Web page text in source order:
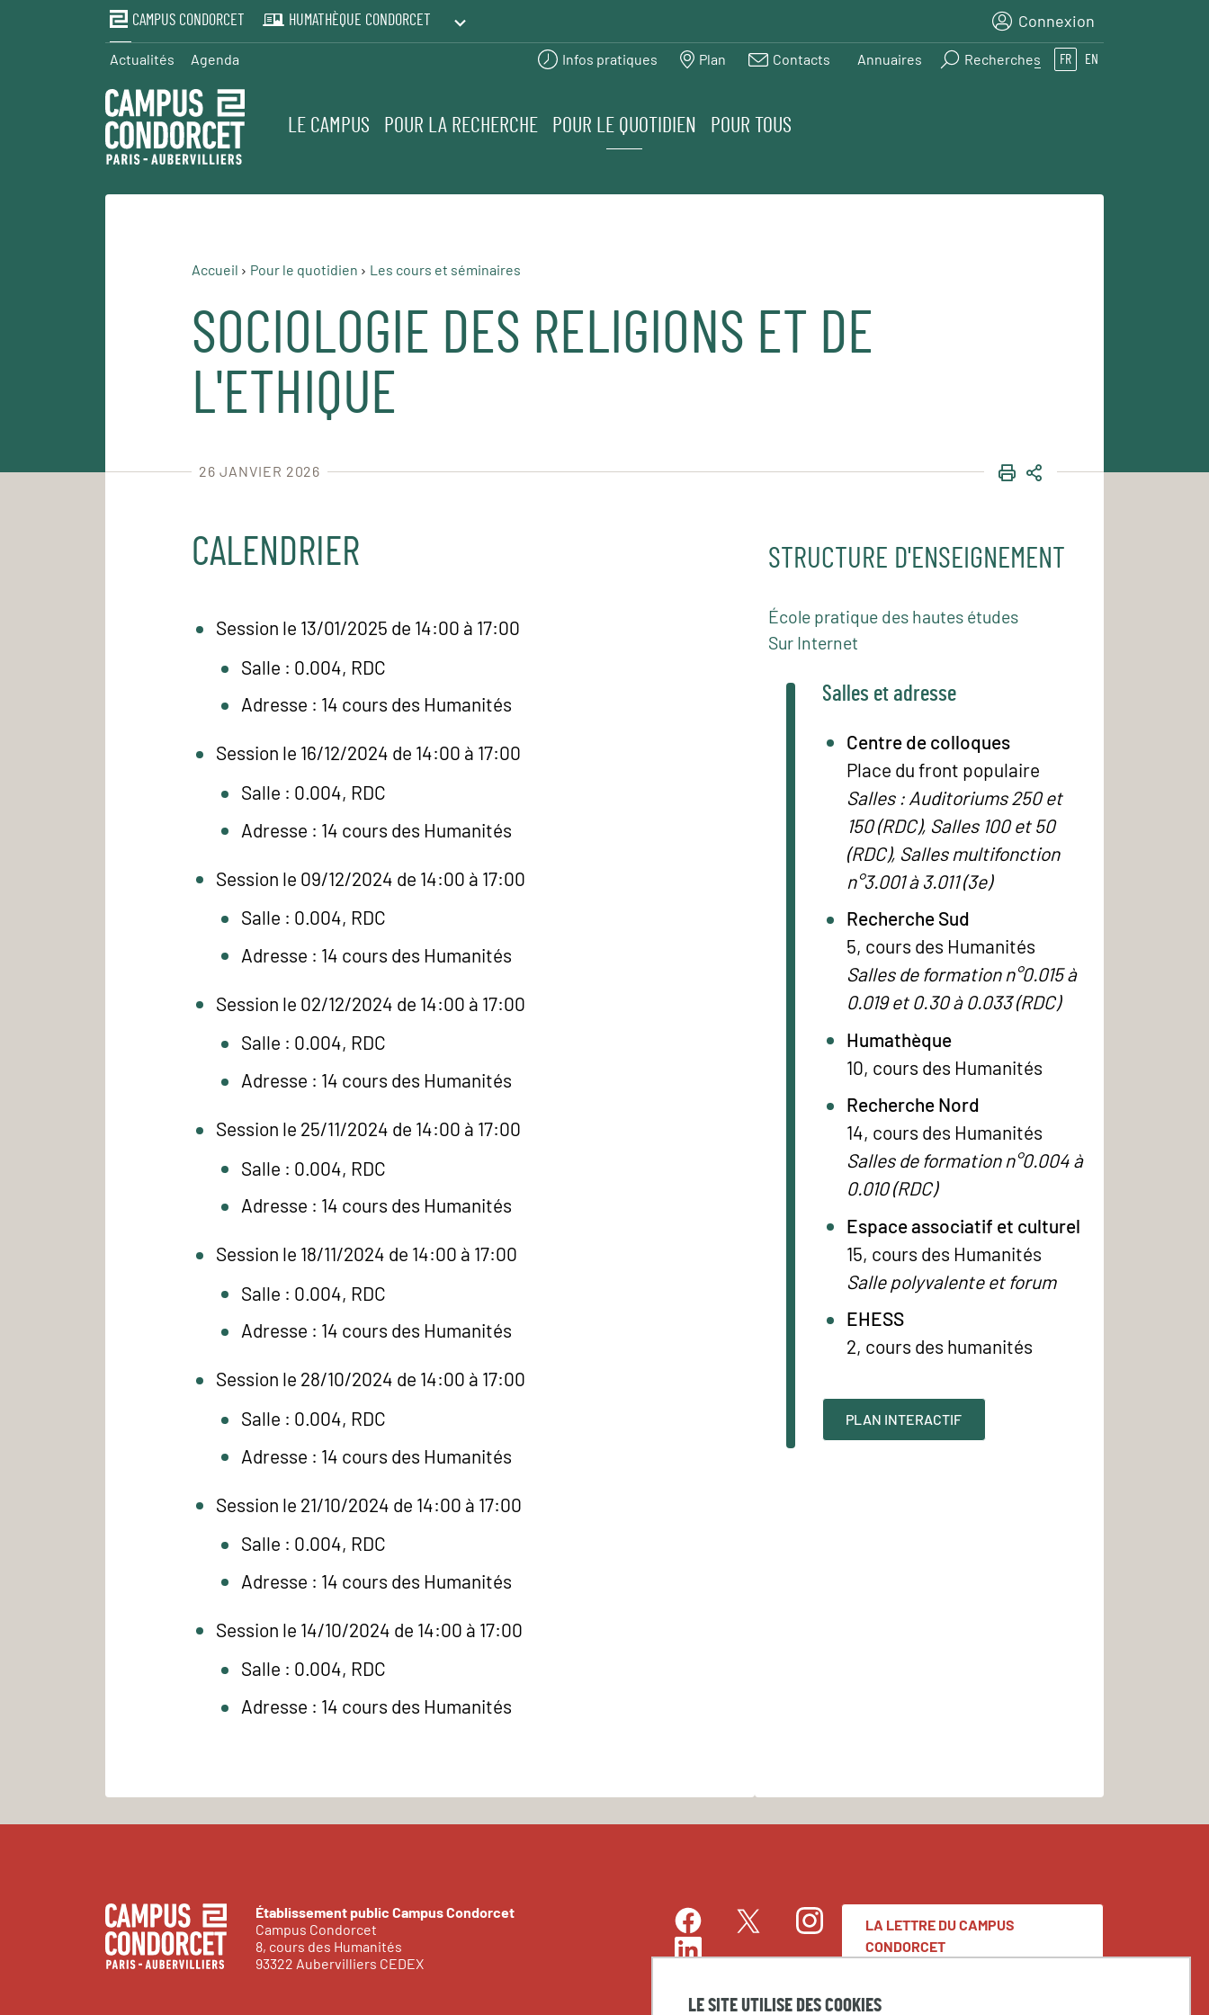
LE SITE UTILISE DES COOKIES
CAMPUS CONDORCET HUMATHÈQUE CONDORCET
PRINTEMPS DES HUMANITÉS
Connexion
Actualités Agenda Infos pratiques Plan Contacts Annuaires Recherches FR EN
LE CAMPUS POUR LA RECHERCHE POUR LE QUOTIDIEN POUR TOUS
Accueil Pour le quotidien Les cours et séminaires
SOCIOLOGIE DES RELIGIONS ET DE
L'ETHIQUE
26 JANVIER 2026 IMPRIMER
PARTAGER
CALENDRIER
Session le 13/01/2025 de 14:00 à 17:00
Salle : 0.004, RDC
Adresse : 14 cours des Humanités
Session le 16/12/2024 de 14:00 à 17:00
Salle : 0.004, RDC
Adresse : 14 cours des Humanités
Session le 09/12/2024 de 14:00 à 17:00
Salle : 0.004, RDC
Adresse : 14 cours des Humanités
Session le 02/12/2024 de 14:00 à 17:00
Salle : 0.004, RDC
Adresse : 14 cours des Humanités
Session le 25/11/2024 de 14:00 à 17:00
Salle : 0.004, RDC
Adresse : 14 cours des Humanités
Session le 18/11/2024 de 14:00 à 17:00
Salle : 0.004, RDC
Adresse : 14 cours des Humanités
Session le 28/10/2024 de 14:00 à 17:00
Salle : 0.004, RDC
Adresse : 14 cours des Humanités
Session le 21/10/2024 de 14:00 à 17:00
Salle : 0.004, RDC
Adresse : 14 cours des Humanités
Session le 14/10/2024 de 14:00 à 17:00
Salle : 0.004, RDC
Adresse : 14 cours des Humanités
STRUCTURE D'ENSEIGNEMENT
École pratique des hautes études
Sur Internet
Salles et adresse
Centre de colloques
Place du front populaire
Salles : Auditoriums 250 et
150 (RDC), Salles 100 et 50
(RDC), Salles multifonction
n°3.001 à 3.011 (3e)
Recherche Sud
5, cours des Humanités
Salles de formation n°0.015 à
0.019 et 0.30 à 0.033 (RDC)
Humathèque
10, cours des Humanités
Recherche Nord
14, cours des Humanités
Salles de formation n°0.004 à
0.010 (RDC)
Espace associatif et culturel
15, cours des Humanités
Salle polyvalente et forum
EHESS
2, cours des humanités
PLAN INTERACTIF
Établissement public Campus Condorcet
Campus Condorcet
8, cours des Humanités
93322 Aubervilliers CEDEX
FacebookTwitter
Instagram
LinkedIn
LA LETTRE DU CAMPUS
CONDORCET